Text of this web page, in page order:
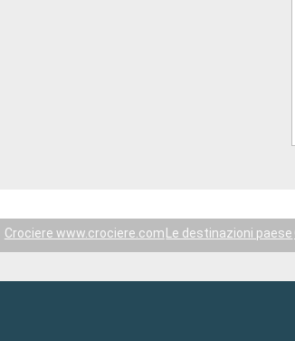
Crociere www.crociere.com Le destinazioni paese